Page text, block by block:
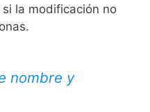
la modificación no
nombre y